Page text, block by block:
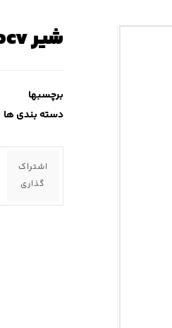
شیر ocv روغن تویوتا پریوس
برچسبها
دسته بندی ها